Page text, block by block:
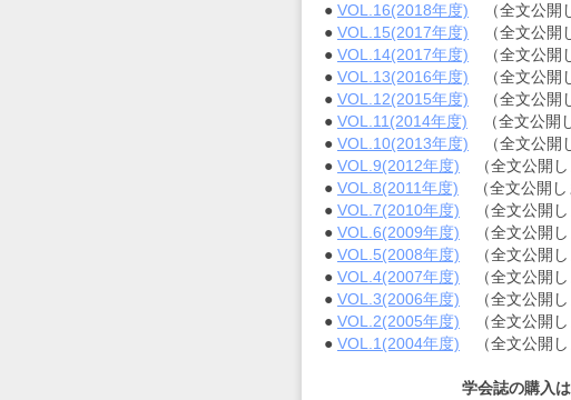
～
● VOL.16(2018年度) （全文公開
● VOL.15(2017年度) （全文公開
● VOL.14(2017年度) （全文公開
● VOL.13(2016年度) （全文公開
● VOL.12(2015年度) （全文公開
● VOL.11(2014年度) （全文公開
● VOL.10(2013年度) （全文公開
● VOL.9(2012年度) （全文公開し
● VOL.8(2011年度) （全文公開し
● VOL.7(2010年度) （全文公開し
● VOL.6(2009年度) （全文公開し
● VOL.5(2008年度) （全文公開し
● VOL.4(2007年度) （全文公開し
● VOL.3(2006年度) （全文公開し
● VOL.2(2005年度) （全文公開し
● VOL.1(2004年度) （全文公開し
学会誌の購入は